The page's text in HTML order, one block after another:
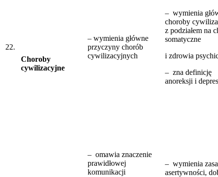
22.
Choroby
cywilizacyjne
– wymienia główne
przyczyny chorób
cywilizacyjnych
– wymienia
choroby
z podziałem na
somatyczne
i zdrowia
– zna definicję
anoreksji i
– omawia znaczenie
prawidłowej
komunikacji
– wymienia
asertywności,